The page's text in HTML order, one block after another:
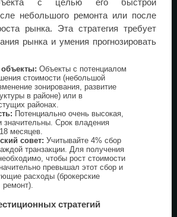
с целью его быстрой
небольшого ремонта или после
рынка. Эта стратегия требует
рынка и умения прогнозировать
Объекты с потенциалом
стоимости (небольшой
зонирования, развитие
в районе) или в
районах.
Потенциально очень высокая,
значительны. Срок владения
месяцев.
совет: Учитывайте 4% сбор
транзакции. Для получения
чтобы рост стоимости
превышал этот сбор и
расходы (брокерские
ремонт).
стратегий